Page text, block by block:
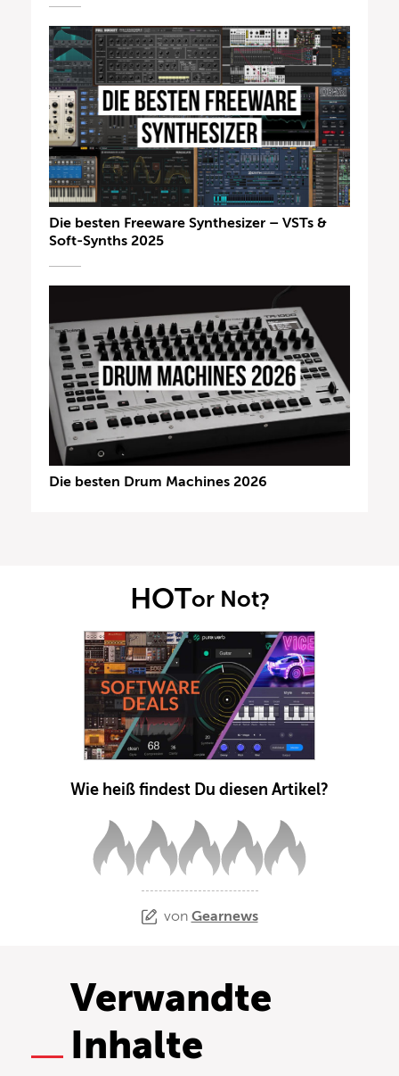
Die besten Freeware Synthesizer – VSTs &
Soft-Synths 2025
Die besten Drum Machines 2026
HOTor Not?
Wie heiß findest Du diesen Artikel?
von Gearnews
Verwandte
Inhalte